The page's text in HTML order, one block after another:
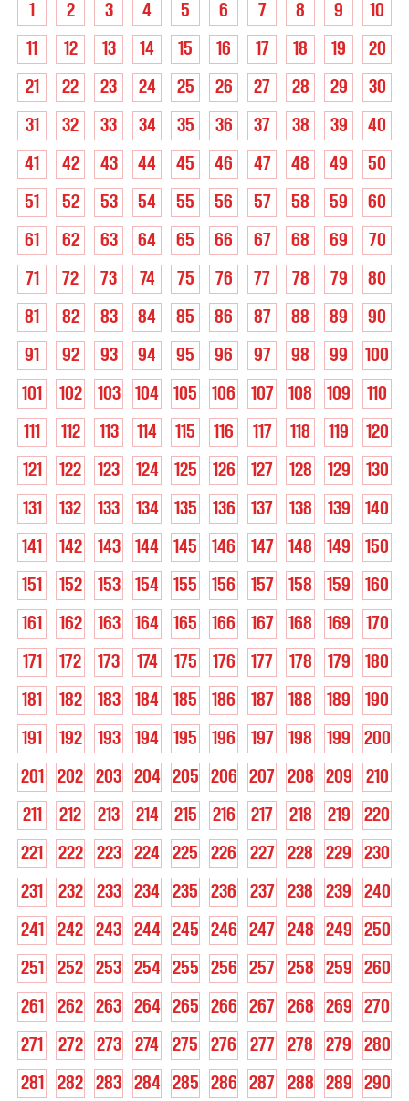
1 2 3 4 5 6 7 8 9
10
11
12 13 14 15 16 17 18 19
20
21
22 23 24 25 26 27 28 29
30
31
32 33 34 35 36 37 38 39
40
41
42 43 44 45 46 47 48 49
50
51
52 53 54 55 56 57 58 59
60
61
62 63 64 65 66 67 68 69
70
71
72 73 74 75 76 77 78 79
80
81
82 83 84 85 86 87 88 89
90
91
92 93 94 95 96 97 98 99
100
101
102 103 104 105 106 107 108 109
110
111
112 113 114 115 116 117 118 119
120
121
122 123 124 125 126 127 128 129
130
131
132 133 134 135 136 137 138 139
140
141
142 143 144 145 146 147 148 149
150
151
152 153 154 155 156 157 158 159
160
161
162 163 164 165 166 167 168 169
170
171
172 173 174 175 176 177 178 179
180
181
182 183 184 185 186 187 188 189
190
191
192 193 194 195 196 197 198 199
200
201
202 203 204 205 206 207 208 209
210
211
212 213 214 215 216 217 218 219
220
221
222 223 224 225 226 227 228 229
230
231
232 233 234 235 236 237 238 239
240
241
242 243 244 245 246 247 248 249
250
251
252 253 254 255 256 257 258 259
260
261
262 263 264 265 266 267 268 269
270
271
272 273 274 275 276 277 278 279
280
281
282 283 284 285 286 287 288 289
290